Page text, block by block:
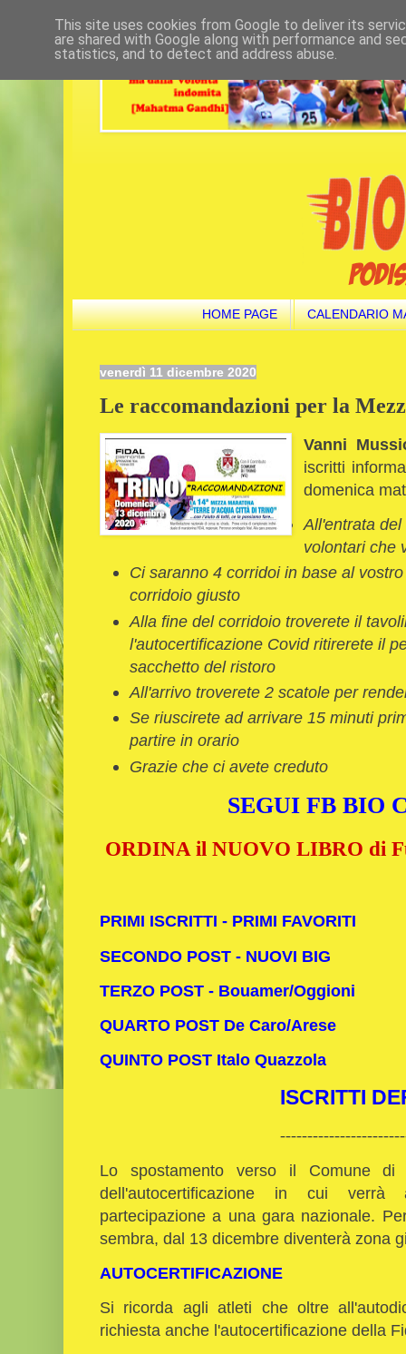
HOME PAGE CALENDARIO
venerdì 11 dicembre 2020
Le raccomandazioni per la
Vanni
iscritti
domenica
All'entrata
volontari che
Ci saranno 4 corridoi in base al
corridoio giusto
Alla fine del corridoio troverete il
l'autocertificazione Covid ritirerete il
sacchetto del ristoro
All'arrivo troverete 2 scatole per
Se riuscirete ad arrivare 15 minuti
partire in orario
Grazie che ci avete creduto
SEGUI FB BIO
ORDINA il NUOVO LIBRO di
PRIMI ISCRITTI - PRIMI FAVORITI
SECONDO POST - NUOVI BIG
TERZO POST - Bouamer/Oggioni
QUARTO POST De Caro/Arese
QUINTO POST Italo Quazzola
ISCRITTI
Lo spostamento verso il Comune di
dell'autocertificazione in cui verrà
partecipazione a una gara nazionale.
sembra, dal 13 dicembre diventerà zona
AUTOCERTIFICAZIONE
Si ricorda agli atleti che oltre
richiesta anche l'autocertificazione della
This site uses cookies from Google to deliver its
are shared with Google along with performance and
statistics, and to detect and address abuse.